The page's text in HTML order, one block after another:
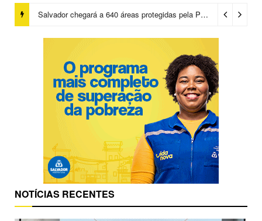
Salvador chegará a 640 áreas protegidas pela Prefeitura com investimentos em contenções de encostas e prevenção de riscos
NOTÍCIAS RECENTES